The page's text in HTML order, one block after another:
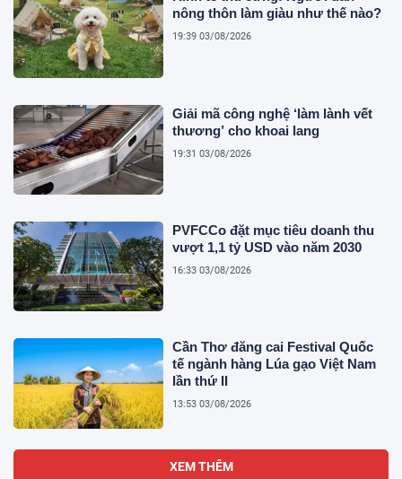
nông thôn làm giàu như thế nào?
19:39 03/08/2026
Giải mã công nghệ ‘làm lành vết
thương’ cho khoai lang
19:31 03/08/2026
PVFCCo đặt mục tiêu doanh thu
vượt 1,1 tỷ USD vào năm 2030
16:33 03/08/2026
Cần Thơ đăng cai Festival Quốc
tế ngành hàng Lúa gạo Việt Nam
lần thứ II
13:53 03/08/2026
XEM THÊM